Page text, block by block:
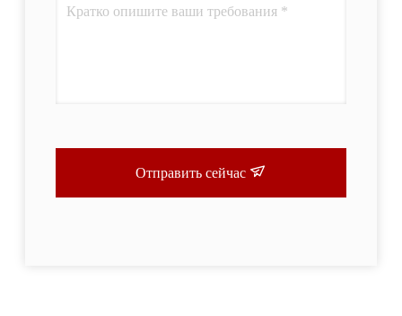
Отправить сейчас